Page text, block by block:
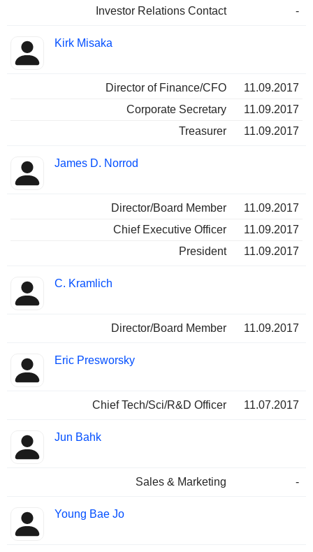
Investor Relations Contact -
Kirk Misaka
Director of Finance/CFO
11.09.2017
Corporate Secretary
11.09.2017
Treasurer
11.09.2017
James D. Norrod
Director/Board Member
11.09.2017
Chief Executive Officer
11.09.2017
President
11.09.2017
C. Kramlich
Director/Board Member 11.09.2017
Eric Presworsky
Chief Tech/Sci/R&D Officer 11.07.2017
Jun Bahk
Sales & Marketing -
Young Bae Jo